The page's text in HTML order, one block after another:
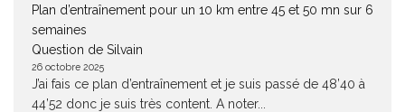
Plan d’entraînement pour un 10 km entre 45 et 50 mn sur 6
semaines
Question de Silvain
26 octobre 2025
J’ai fais ce plan d’entraînement et je suis passé de 48’40 à
44’52 donc je suis très content. A noter...